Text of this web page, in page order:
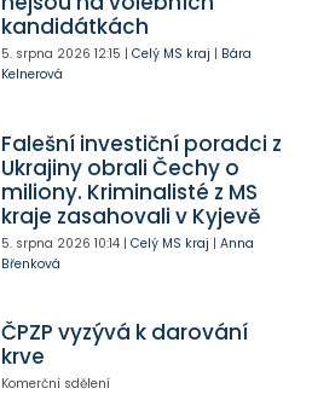
kandidátkách
5. srpna 2026 12:15 | Celý MS kraj | Bára
Kelnerová
Falešní investiční poradci z
Ukrajiny obrali Čechy o
miliony. Kriminalisté z MS
kraje zasahovali v Kyjevě
5. srpna 2026 10:14| Celý MS kraj | Anna
Břenková
ČPZP vyzývá k darování
krve
Komerční sdělení